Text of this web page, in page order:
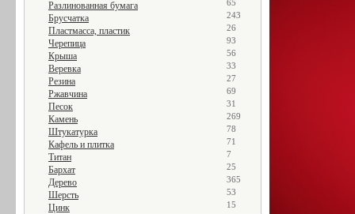
Разлинованная бумага 65
Брусчатка 243
Пластмасса, пластик 26
Черепица 93
Крыша 56
Веревка 33
Резина 27
Ржавчина 69
Песок 31
Камень 269
Штукатурка 78
Кафель и плитка 71
Титан 7
Бархат 25
Дерево 365
Шерсть 53
Цинк 15